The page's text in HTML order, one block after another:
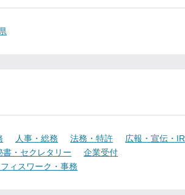
人事・総務 法務・特許
広報・宣伝・IR
書・セクレタリー
企業受付
ィスワーク・事務